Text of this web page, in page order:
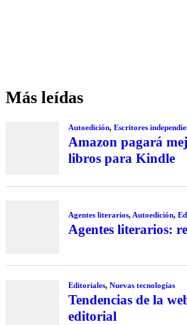
Más leídas
Autoedición, Escritores
Amazon pagará
libros para Kindle
Agentes literarios, Autoedición,
Agentes literarios:
Editoriales, Nuevas tecnologías
Tendencias de la
editorial